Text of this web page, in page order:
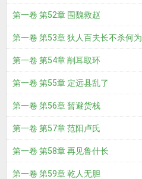
第一卷 第52章 围魏救赵
第一卷 第53章 狄人百夫长不杀何为
第一卷 第54章 削耳取环
第一卷 第55章 定远县乱了
第一卷 第56章 暂避货栈
第一卷 第57章 范阳卢氏
第一卷 第58章 再见鲁什长
第一卷 第59章 乾人无胆